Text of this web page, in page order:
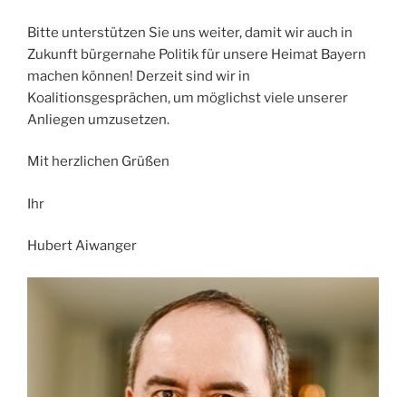
Bitte unterstützen Sie uns weiter, damit wir auch in
Zukunft bürgernahe Politik für unsere Heimat Bayern
machen können! Derzeit sind wir in
Koalitionsgesprächen, um möglichst viele unserer
Anliegen umzusetzen.
Mit herzlichen Grüßen
Ihr
Hubert Aiwanger